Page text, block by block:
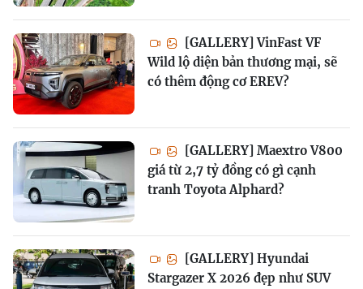
[GALLERY] VinFast VF
Wild lộ diện bản thương mại, sẽ
có thêm động cơ EREV?
[GALLERY] Maextro V800
giá từ 2,7 tỷ đồng có gì cạnh
tranh Toyota Alphard?
[GALLERY] Hyundai
Stargazer X 2026 đẹp như SUV